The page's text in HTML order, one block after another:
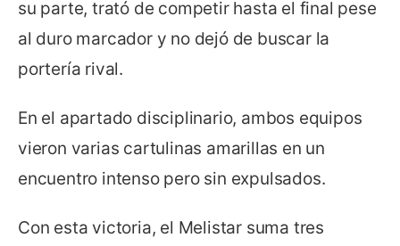
su parte, trató de competir hasta el final pese
al duro marcador y no dejó de buscar la
portería rival.
En el apartado disciplinario, ambos equipos
vieron varias cartulinas amarillas en un
encuentro intenso pero sin expulsados.
Con esta victoria, el Melistar suma tres